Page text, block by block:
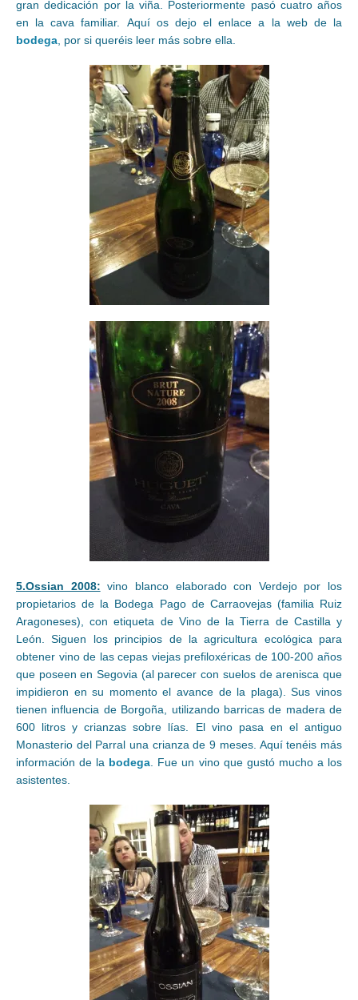
gran dedicación por la viña. Posteriormente pasó cuatro años
en la cava familiar. Aquí os dejo el enlace a la web de la
bodega, por si queréis leer más sobre ella.
5.Ossian 2008: vino blanco elaborado con Verdejo por los
propietarios de la Bodega Pago de Carraovejas (familia Ruiz
Aragoneses), con etiqueta de Vino de la Tierra de Castilla y
León. Siguen los principios de la agricultura ecológica para
obtener vino de las cepas viejas prefiloxéricas de 100-200 años
que poseen en Segovia (al parecer con suelos de arenisca que
impidieron en su momento el avance de la plaga). Sus vinos
tienen influencia de Borgoña, utilizando barricas de madera de
600 litros y crianzas sobre lías. El vino pasa en el antiguo
Monasterio del Parral una crianza de 9 meses. Aquí tenéis más
información de la bodega. Fue un vino que gustó mucho a los
asistentes.